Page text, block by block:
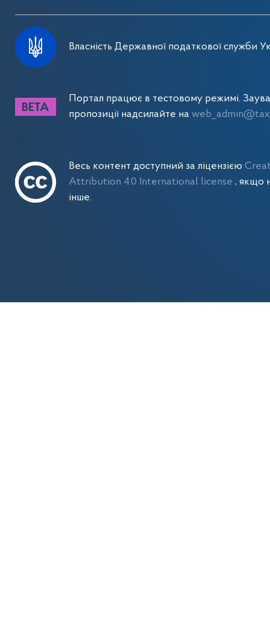
Власність Державної податкової служби
Портал працює в тестовому режимі.
пропозиції надсилайте на
Весь контент доступний за ліцензією
Attribution 4.0 International license, якщо
інше.